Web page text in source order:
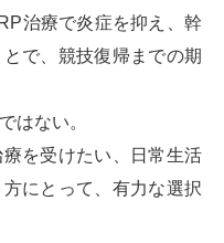
治療で炎症を抑え、幹
で、競技復帰までの期
はない。
を受けたい、日常生活
にとって、有力な選択